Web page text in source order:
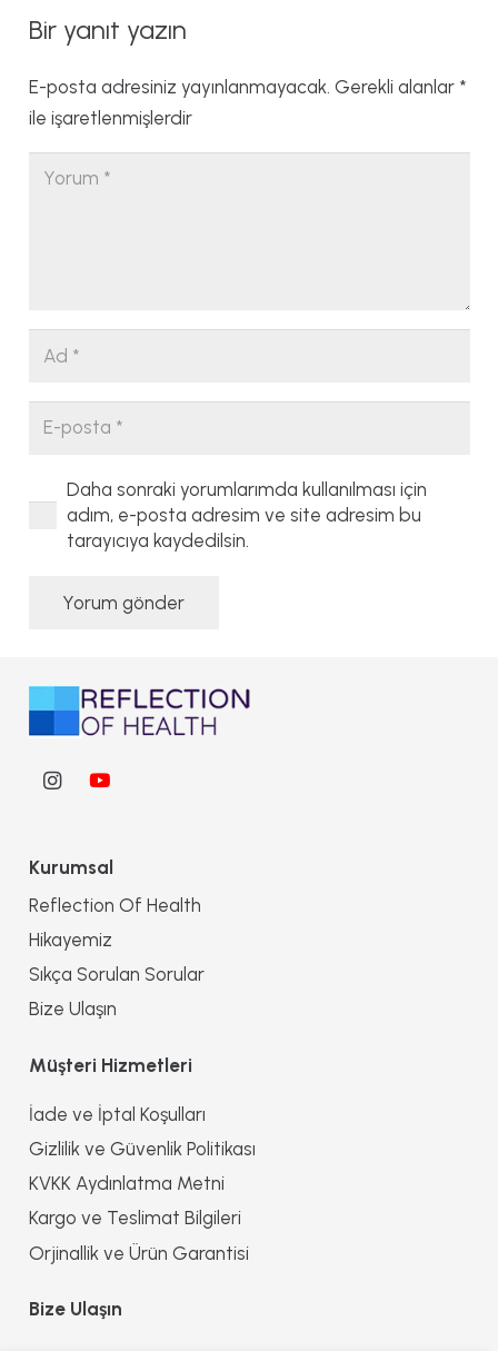
Bir yanıt yazın
E-posta adresiniz yayınlanmayacak. Gerekli alanlar *
ile işaretlenmişlerdir
Daha sonraki yorumlarımda kullanılması için
adım, e-posta adresim ve site adresim bu
tarayıcıya kaydedilsin.
Yorum gönder
Kurumsal
Reflection Of Health
Hikayemiz
Sıkça Sorulan Sorular
Bize Ulaşın
Müşteri Hizmetleri
İade ve İptal Koşulları
Gizlilik ve Güvenlik Politikası
KVKK Aydınlatma Metni
Kargo ve Teslimat Bilgileri
Orjinallik ve Ürün Garantisi
Bize Ulaşın